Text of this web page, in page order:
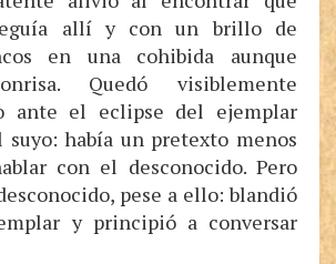
allí y con un brillo de
en una cohibida aunque
Quedó visiblemente
ante el eclipse del ejemplar
suyo: había un pretexto menos
con el desconocido. Pero
pese a ello: blandió
y principió a conversar